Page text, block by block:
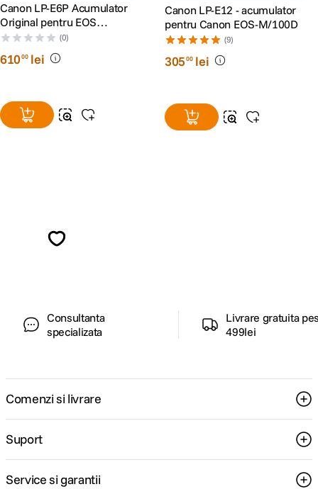
Canon LP-E6P Acumulator
Original pentru EOS
R/R5/R5 II/R6/R6 II/R6 III/R7
(0)
61000 lei
Canon LP-E12 - acumulator
pentru Canon EOS-M/100D
(9)
30500 lei
Consultanta
specializata
Livrare gratuita
499lei
Comenzi si livrare
Suport
Service si garantii